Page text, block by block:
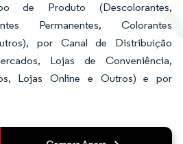
de Produto (Descolorantes,
Permanentes, Colorantes
por Canal de Distribuição
Lojas de Conveniência,
Lojas Online e Outros) e por